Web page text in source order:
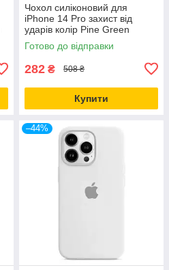
Чохол силіконовий для
iPhone 14 Pro захист від
ударів колір Pine Green
Готово до відправки
282 ₴ 508 ₴
Купити
–44%